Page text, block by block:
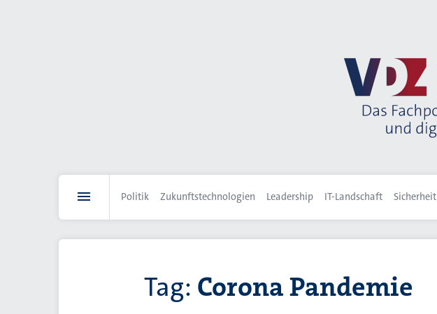
Politik Zukunftstechnologien Leadership IT-Landschaft Sicherheit
Tag: Corona Pandemie